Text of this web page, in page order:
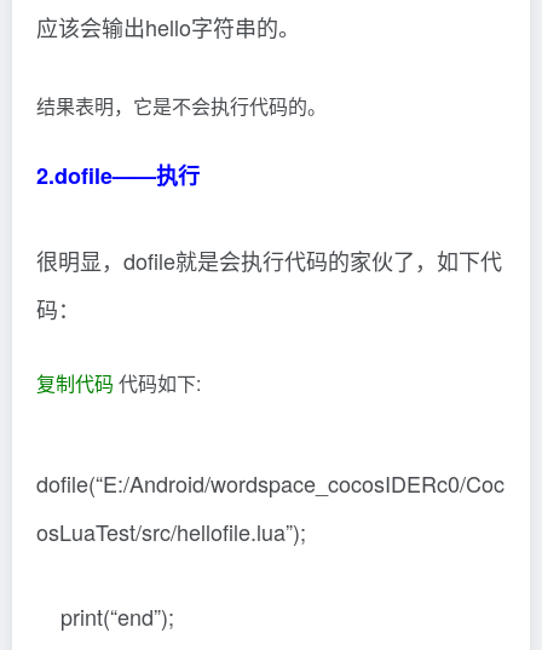
应该会输出hello字符串的。
结果表明，它是不会执行代码的。
2.dofile——执行
很明显，dofile就是会执行代码的家伙了，如下代
码：
复制代码 代码如下:
dofile(“E:/Android/wordspace_cocosIDERc0/Coc
osLuaTest/src/hellofile.lua”);
print(“end”);